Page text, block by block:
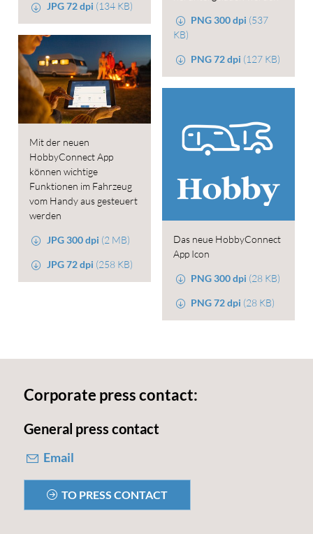
JPG 72 dpi (134 KB)
PNG 300 dpi (537
KB)
PNG 72 dpi (127 KB)
Mit der neuen
HobbyConnect App
können wichtige
Funktionen im Fahrzeug
vom Handy aus gesteuert
werden
JPG 300 dpi (2 MB)
JPG 72 dpi (258 KB)
Das neue HobbyConnect
App Icon
PNG 300 dpi (28 KB)
PNG 72 dpi (28 KB)
Corporate press contact:
General press contact
Email
TO PRESS CONTACT